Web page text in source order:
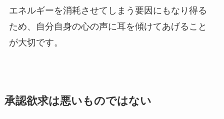
エネルギーを消耗させてしまう要因にもなり得る
ため、自分自身の心の声に耳を傾けてあげること
が大切です。
承認欲求は悪いものではない